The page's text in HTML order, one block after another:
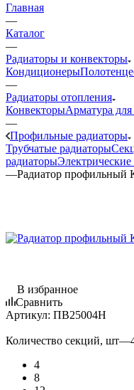
Главная
—
Каталог
—
Радиаторы и конвекторы
Кондиционеры
—
Радиаторы отопления
КонвекторыАрматура
—
Профильные радиаторы
Трубчатые радиаторы
радиаторы
—Радиатор профильный
В избранное
Сравнить
Артикул: ПВ25004Н
Количество секций, шт—
4
8